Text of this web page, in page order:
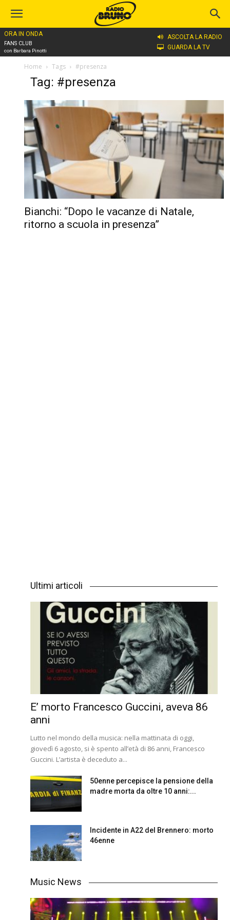
ORA IN ONDA
FANS CLUB
con Barbara Pinotti
ASCOLTA LA RADIO
GUARDA LA TV
Home Tags #presenza
Tag: #presenza
Bianchi: “Dopo le vacanze di Natale,
ritorno a scuola in presenza”
Ultimi articoli
E’ morto Francesco Guccini, aveva 86
anni
Lutto nel mondo della musica: nella mattinata di oggi,
giovedì 6 agosto, si è spento all’età di 86 anni, Francesco
Guccini. L’artista è deceduto a...
50enne percepisce la pensione della
madre morta da oltre 10 anni:...
Incidente in A22 del Brennero: morto
46enne
Music News